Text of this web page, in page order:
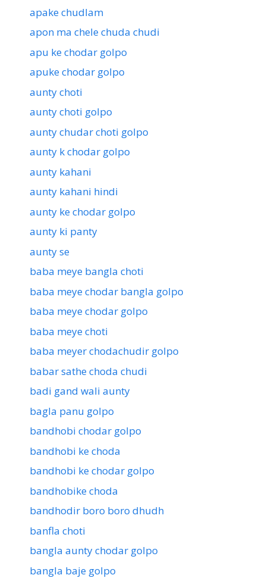
apake chudlam
apon ma chele chuda chudi
apu ke chodar golpo
apuke chodar golpo
aunty choti
aunty choti golpo
aunty chudar choti golpo
aunty k chodar golpo
aunty kahani
aunty kahani hindi
aunty ke chodar golpo
aunty ki panty
aunty se
baba meye bangla choti
baba meye chodar bangla golpo
baba meye chodar golpo
baba meye choti
baba meyer chodachudir golpo
babar sathe choda chudi
badi gand wali aunty
bagla panu golpo
bandhobi chodar golpo
bandhobi ke choda
bandhobi ke chodar golpo
bandhobike choda
bandhodir boro boro dhudh
banfla choti
bangla aunty chodar golpo
bangla baje golpo